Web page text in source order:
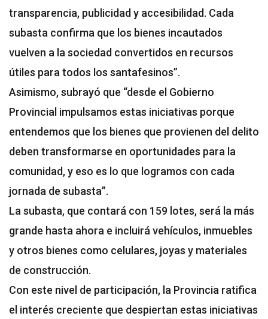
transparencia, publicidad y accesibilidad. Cada
subasta confirma que los bienes incautados
vuelven a la sociedad convertidos en recursos
útiles para todos los santafesinos”.
Asimismo, subrayó que “desde el Gobierno
Provincial impulsamos estas iniciativas porque
entendemos que los bienes que provienen del delito
deben transformarse en oportunidades para la
comunidad, y eso es lo que logramos con cada
jornada de subasta”.
La subasta, que contará con 159 lotes, será la más
grande hasta ahora e incluirá vehículos, inmuebles
y otros bienes como celulares, joyas y materiales
de construcción.
Con este nivel de participación, la Provincia ratifica
el interés creciente que despiertan estas iniciativas